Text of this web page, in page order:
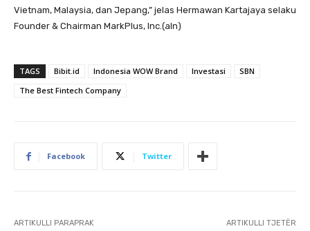
Vietnam, Malaysia, dan Jepang,” jelas Hermawan Kartajaya selaku
Founder & Chairman MarkPlus, Inc.(aln)
TAGS Bibit.id Indonesia WOW Brand Investasi
SBN
The Best Fintech Company
Facebook Twitter
ARTIKULLI PARAPRAK ARTIKULLI TJETËR